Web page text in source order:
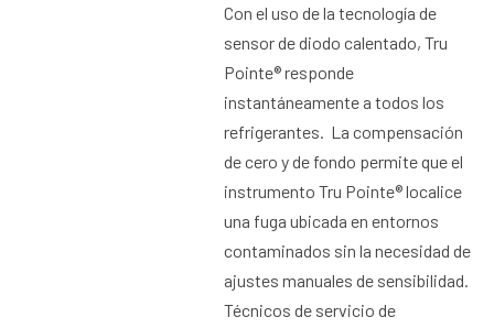
Con el uso de la tecnología de
sensor de diodo calentado, Tru
Pointe® responde
instantáneamente a todos los
refrigerantes. La compensación
de cero y de fondo permite que el
instrumento Tru Pointe® localice
una fuga ubicada en entornos
contaminados sin la necesidad de
ajustes manuales de sensibilidad.
Técnicos de servicio de